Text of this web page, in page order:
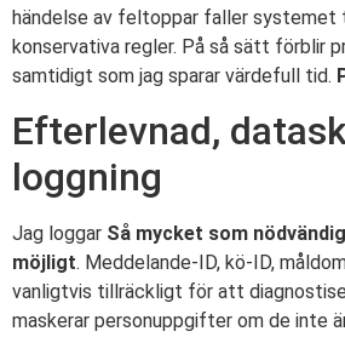
händelse av feltoppar faller systemet
konservativa regler. På så sätt förblir
samtidigt som jag sparar värdefull tid.
Efterlevnad,
loggning
Jag loggar Så mycket som
möjligt. Meddelande-ID, kö-ID,
vanligtvis tillräckligt för att
maskerar personuppgifter om de inte